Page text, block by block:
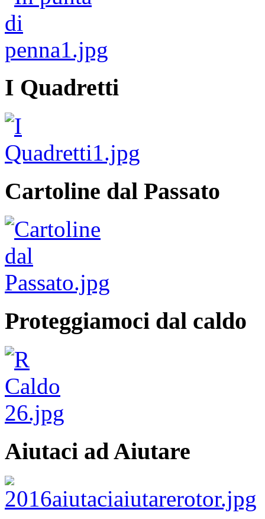
I Quadretti
Cartoline dal Passato
Proteggiamoci dal caldo
Aiutaci ad Aiutare